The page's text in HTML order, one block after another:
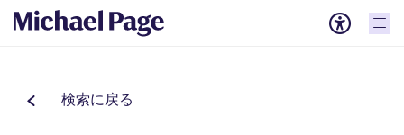
検索に戻る